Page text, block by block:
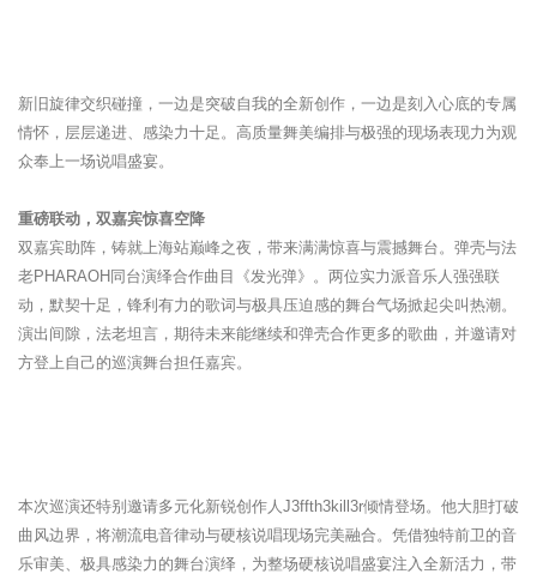
新旧旋律交织碰撞，一边是突破自我的全新创作，一边是刻入心底的专属
情怀，层层递进、感染力十足。高质量舞美编排与极强的现场表现力为观
众奉上一场说唱盛宴。
重磅联动，双嘉宾惊喜空降
双嘉宾助阵，铸就上海站巅峰之夜，带来满满惊喜与震撼舞台。弹壳与法
老PHARAOH同台演绎合作曲目《发光弹》。两位实力派音乐人强强联
动，默契十足，锋利有力的歌词与极具压迫感的舞台气场掀起尖叫热潮。
演出间隙，法老坦言，期待未来能继续和弹壳合作更多的歌曲，并邀请对
方登上自己的巡演舞台担任嘉宾。
本次巡演还特别邀请多元化新锐创作人J3ffth3kill3r倾情登场。他大胆打破
曲风边界，将潮流电音律动与硬核说唱现场完美融合。凭借独特前卫的音
乐审美、极具感染力的舞台演绎，为整场硬核说唱盛宴注入全新活力，带